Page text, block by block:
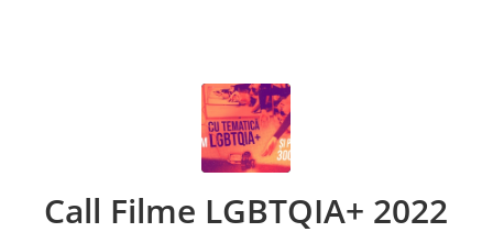
Call Filme LGBTQIA+ 2022